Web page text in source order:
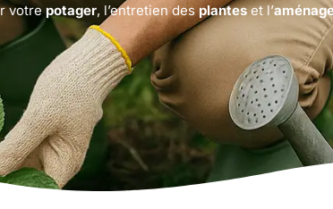
votre potager, l’entretien desplanteset l’